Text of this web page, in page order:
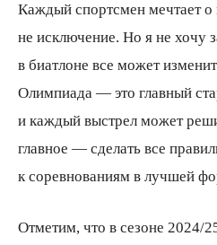
Каждый спортсмен мечтает
не исключение. Но я не хочу
в биатлоне все может
Олимпиада — это главный
и каждый выстрел может
главное — сделать все
к соревнованиям в лучшей
Отметим, что в сезоне 2024/